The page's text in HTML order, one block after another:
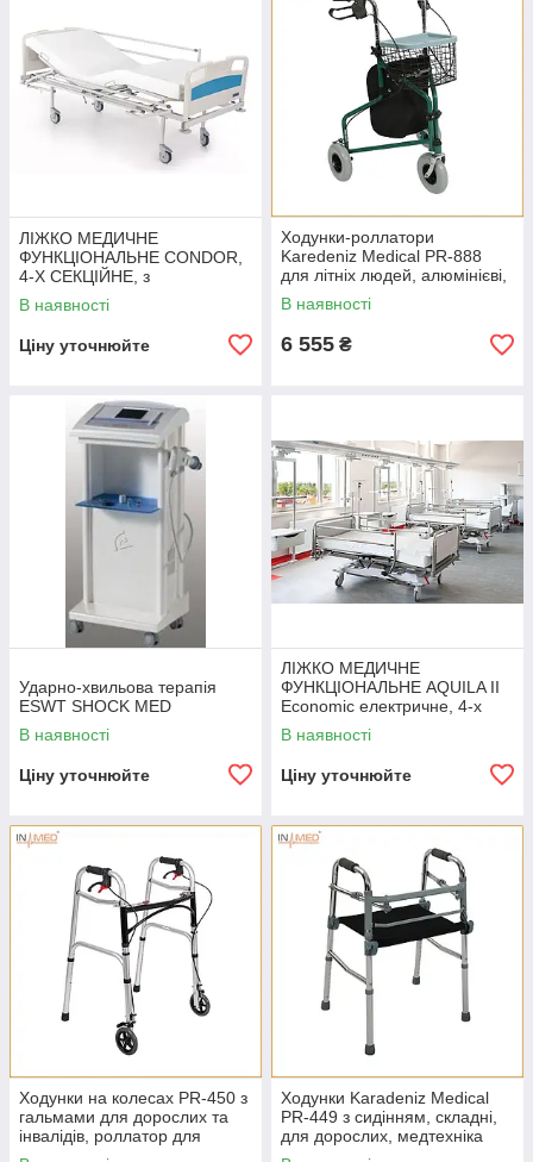
ЛІЖКО МЕДИЧНЕ
ФУНКЦІОНАЛЬНЕ CONDOR,
4-Х СЕКЦІЙНЕ, з
ФІКСОВАНОЮ ВИСОТОЮ
В наявності
Ціну уточнюйте
Ходунки-роллатори
Karedeniz Medical PR-888
для літніх людей, алюмінієві,
з корзиною, на колесах
В наявності
6 555 ₴
Ударно-хвильова терапія
ESWT SHOCK MED
В наявності
Ціну уточнюйте
ЛІЖКО МЕДИЧНЕ
ФУНКЦІОНАЛЬНЕ AQUILA II
Economic електричне, 4-х
секційне, виробництво ЄС
В наявності
Ціну уточнюйте
Ходунки на колесах PR-450 з
гальмами для дорослих та
інвалідів, роллатор для
реабілітації
Ходунки Karadeniz Medical
PR-449 з сидінням, складні,
для дорослих, медтехніка